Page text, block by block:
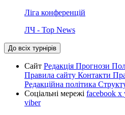
Ліга конференцій
ЛЧ - Top News
До всіх турнірів
Сайт Редакція Прогнози
Правила сайту Контакти
Редакційна політика
Соціальні мережі facebook x
viber